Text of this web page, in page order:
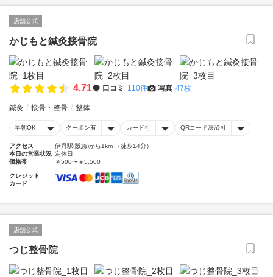
店舗公式
かじもと鍼灸接骨院
4.71 口コミ 110件 写真 47枚
鍼灸 接骨・整骨 整体
早朝OK クーポン有 カード可 QRコード決済可
アクセス
伊丹駅(阪急)から1km （徒歩14分）
本日の営業状況 定休日
価格帯
￥500〜￥5,500
クレジット
カード
店舗公式
つじ整骨院